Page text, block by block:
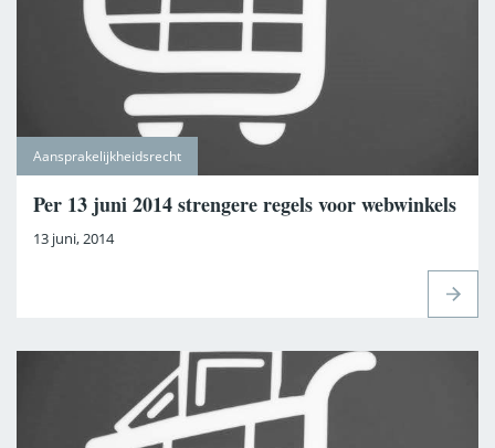
Aansprakelijkheidsrecht
Per 13 juni 2014 strengere regels voor webwinkels
13 juni, 2014